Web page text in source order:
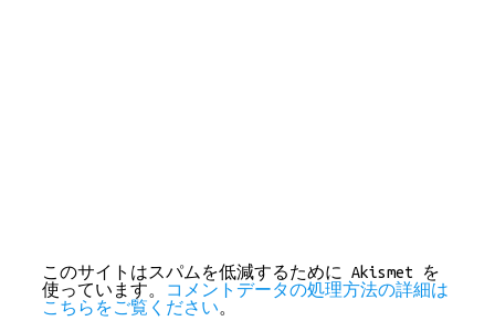
このサイトはスパムを低減するために Akismet を
使っています。
コメントデータの処理方法の詳細は
こちらをご覧ください。